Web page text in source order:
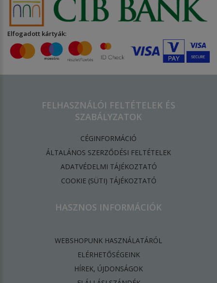
Elfogadott kártyák:
FELHASZNÁLÓI FELTÉTELEK ÉS
SZABÁLYZATOK
CÉGINFORMÁCIÓ
ÁLTALÁNOS SZERZŐDÉSI FELTÉTELEK
ADATVÉDELMI TÁJÉKOZTATÓ
​COOKIE (SÜTI) TÁJÉKOZTATÓ
HASZNOS INFORMÁCIÓK
WEBSHOPUNK HASZNÁLATÁRÓL
ELÉRHETŐSÉGEINK
HÍREK, ÚJDONSÁGOK